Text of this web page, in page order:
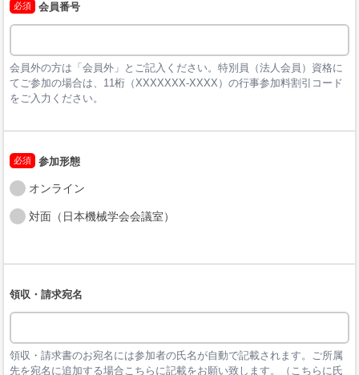
必須 会員番号
会員外の方は「会員外」とご記入ください。特別員（法人会員）資格に
てご参加の場合は、11桁（XXXXXXX-XXXX）の行事参加料割引コード
をご入力ください。
必須 参加形態
オンライン
対面（日本機械学会会議室）
領収・請求宛名
領収・請求書のお宛名には参加者の氏名が自動で記載されます。ご所属
先を宛名に追加する場合こちらに記載をお願い致します。（こちらに氏